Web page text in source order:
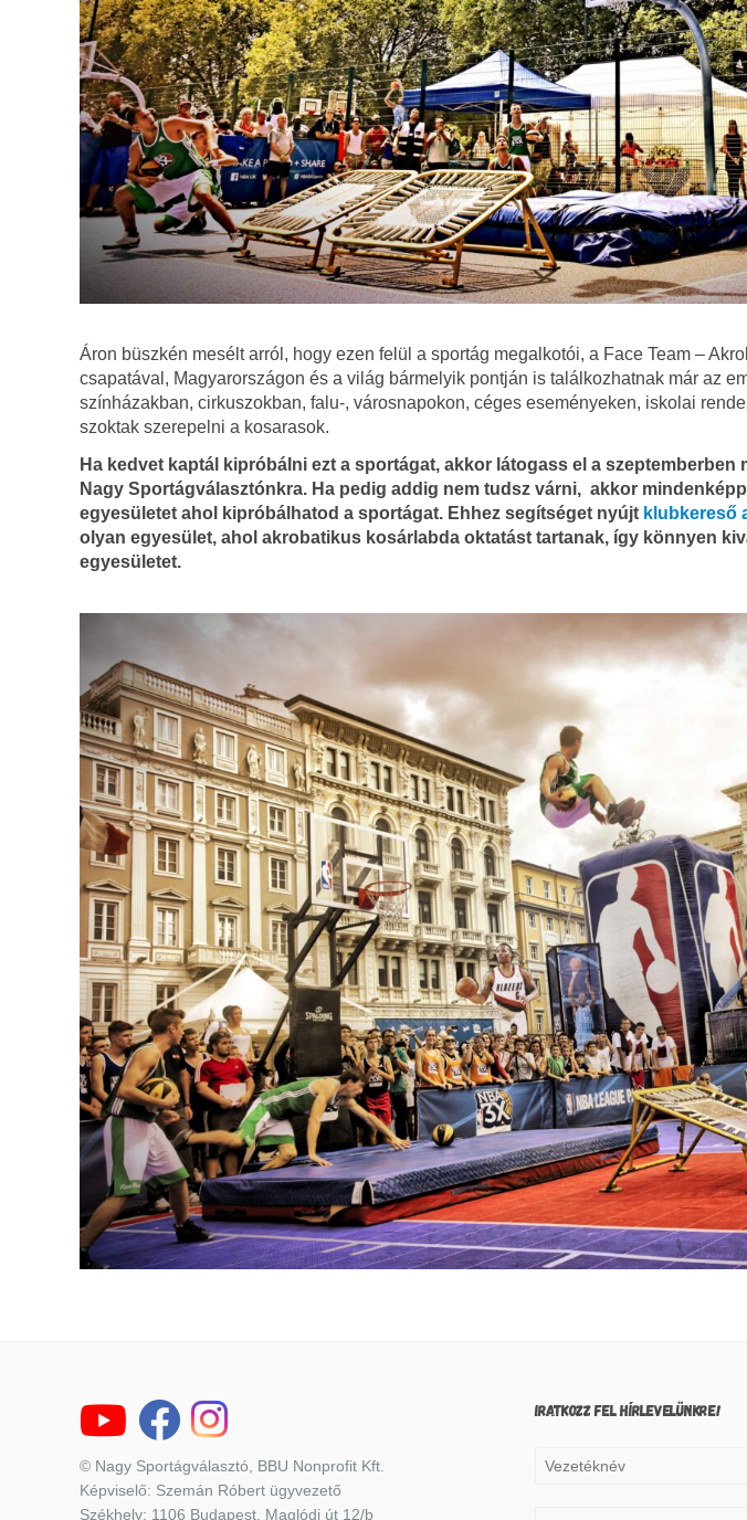
Áron büszkén mesélt arról, hogy ezen felül a sportág megalkotói, a Face Team –
csapatával, Magyarországon és a világ bármelyik pontján is találkozhatnak már az
színházakban, cirkuszokban, falu-, városnapokon, céges eseményeken, iskolai
szoktak szerepelni a kosarasok.
Ha kedvet kaptál kipróbálni ezt a sportágat, akkor látogass el a
Nagy Sportágválasztónkra. Ha pedig addig nem tudsz várni, akkor
egyesületet ahol kipróbálhatod a sportágat. Ehhez segítséget nyújt klubkereső
olyan egyesület, ahol akrobatikus kosárlabda oktatást tartanak, így könnyen
egyesületet.
© Nagy Sportágválasztó, BBU Nonprofit Kft.
Képviselő: Szemán Róbert ügyvezető
Székhely: 1106 Budapest, Maglódi út 12/b
IRATKOZZ FEL HÍRLEVELÜNKRE!